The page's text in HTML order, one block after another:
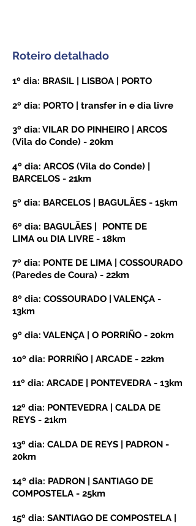
Roteiro detalhado
1º dia: BRASIL | LISBOA | PORTO
2º dia: PORTO | transfer in e dia livre
3º dia: VILAR DO PINHEIRO | ARCOS
(Vila do Conde) - 20km
4º dia: ARCOS (Vila do Conde) |
BARCELOS - 21km
5º dia: BARCELOS | BAGULÃES - 15km
6º dia: BAGULÃES |
PONTE DE
LIMA ou DIA LIVRE - 18km
7º dia: PONTE DE LIMA | COSSOURADO
(Paredes de Coura) - 22km
8º dia: COSSOURADO | VALENÇA -
13km
9º dia: VALENÇA | O PORRIÑO - 20km
10º dia: PORRIÑO | ARCADE - 22km
11º dia: ARCADE | PONTEVEDRA - 13km
12º dia: PONTEVEDRA | CALDA DE
REYS - 21km
13º dia: CALDA DE REYS | PADRON -
20km
14º dia: PADRON | SANTIAGO DE
COMPOSTELA - 25km
15º dia: SANTIAGO DE COMPOSTELA |